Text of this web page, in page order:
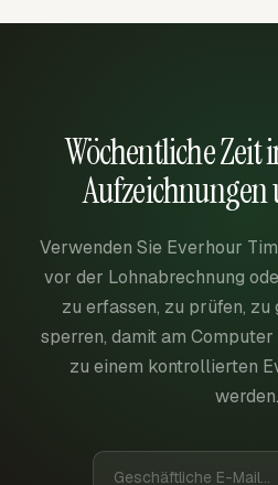
Wöchentliche Zeit
Verwenden Sie Everhour
vor der Lohnabrechnung
zu erfassen, zu prüfen, zu
sperren, damit am
zu einem kontrollierten
werden.